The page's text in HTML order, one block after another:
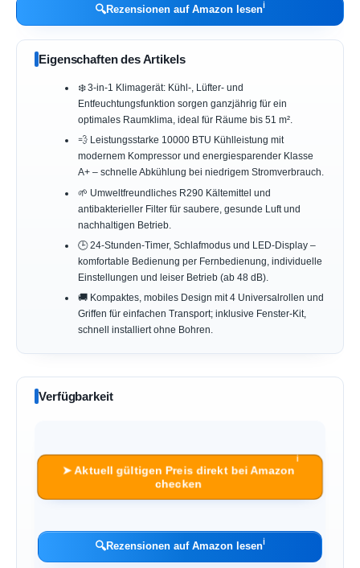
🔍Rezensionen auf Amazon lesenℹ︎
Eigenschaften des Artikels
❄️ 3-in-1 Klimagerät: Kühl-, Lüfter- und
Entfeuchtungsfunktion sorgen ganzjährig für ein
optimales Raumklima, ideal für Räume bis 51 m².
💨 Leistungsstarke 10000 BTU Kühlleistung mit
modernem Kompressor und energiesparender Klasse
A+ – schnelle Abkühlung bei niedrigem Stromverbrauch.
🌱 Umweltfreundliches R290 Kältemittel und
antibakterieller Filter für saubere, gesunde Luft und
nachhaltigen Betrieb.
🕒 24-Stunden-Timer, Schlafmodus und LED-Display –
komfortable Bedienung per Fernbedienung, individuelle
Einstellungen und leiser Betrieb (ab 48 dB).
🚚 Kompaktes, mobiles Design mit 4 Universalrollen und
Griffen für einfachen Transport; inklusive Fenster-Kit,
schnell installiert ohne Bohren.
Verfügbarkeit
➤ Aktuell gültigen Preis direkt bei Amazon
checken
ℹ︎
🔍Rezensionen auf Amazon lesenℹ︎